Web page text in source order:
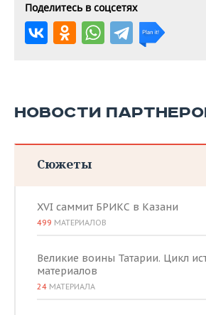
Поделитесь в соцсетях
НОВОСТИ
Сюжеты
XVI саммит БРИКС в Казани
499 МАТЕРИАЛОВ
Великие воины Татарии. Цикл
материалов
24 МАТЕРИАЛА